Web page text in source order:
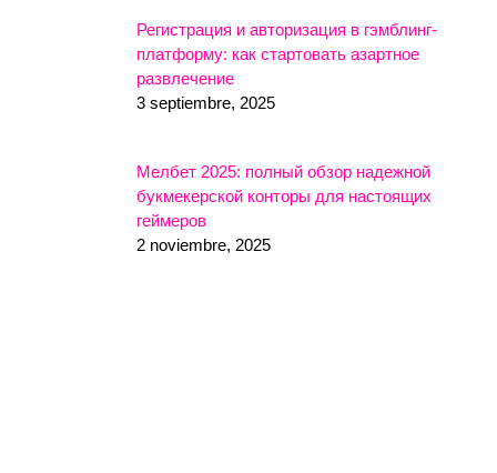
Регистрация и авторизация в гэмблинг-
платформу: как стартовать азартное
развлечение
3 septiembre, 2025
Мелбет 2025: полный обзор надежной
букмекерской конторы для настоящих
геймеров
2 noviembre, 2025